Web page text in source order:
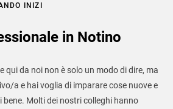
INIZI
in Notino
qui da noi non è solo un modo di dire, ma
a e hai voglia di imparare cose nuove e
bene. Molti dei nostri colleghi hanno